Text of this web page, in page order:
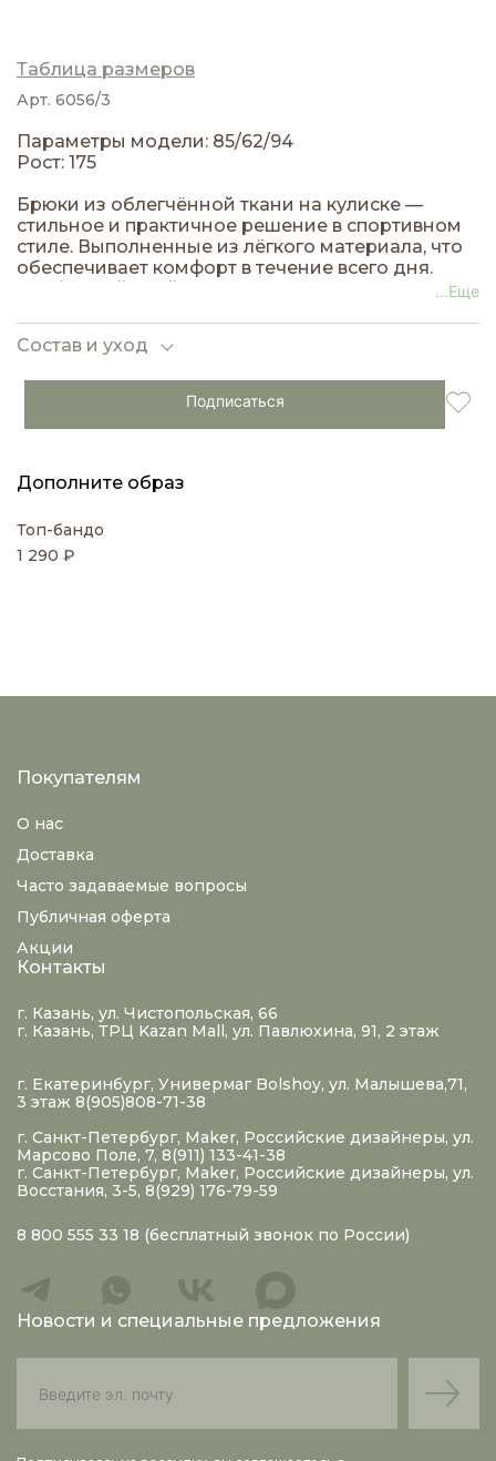
Таблица размеров
Подписаться
Арт. 6056/3
Параметры модели: 85/62/94
Рост: 175
Брюки из облегчённой ткани на кулиске —
стильное и практичное решение в спортивном
стиле. Выполненные из лёгкого материала, что
обеспечивает комфорт в течение всего дня.
Свободный крой и регулируемая талия на
...Еще
Состав и уход
Дополните образ
Топ-бандо
1 290 ₽
Покупателям
О нас
Доставка
Часто задаваемые вопросы
Публичная оферта
Акции
Контакты
г. Казань, ул. Чистопольская, 66
г. Казань, ТРЦ Kazan Mall, ул. Павлюхина, 91, 2 этаж
г. Екатеринбург, Универмаг Bolshoy, ул. Малышева,71,
3 этаж 8(905)808-71-38
г. Санкт-Петербург, Maker, Российские дизайнеры, ул.
Марсово Поле, 7, 8(911) 133-41-38
г. Санкт-Петербург, Maker, Российские дизайнеры, ул.
Восстания, 3-5, 8(929) 176-79-59
8 800 555 33 18 (бесплатный звонок по России)
Новости и специальные предложения